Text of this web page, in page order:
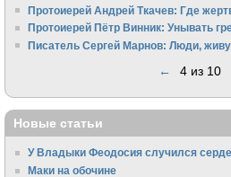
Протоиерей Андрей Ткачев: Где
Протоиерей Пётр Винник: Унывать
Писатель Сергей Марнов: Люди,
← 4 из 10
Новые статьи
У Владыки Феодосия случился
Маки на обочине